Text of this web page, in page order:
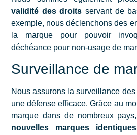
validité des droits servant de
exemple, nous déclenchons des
la marque pour pouvoir
déchéance pour non-usage de
Surveillance de
Nous assurons lasurveillance des
une défense efficace. Grâce au
marque dans de nombreux
nouvelles marques